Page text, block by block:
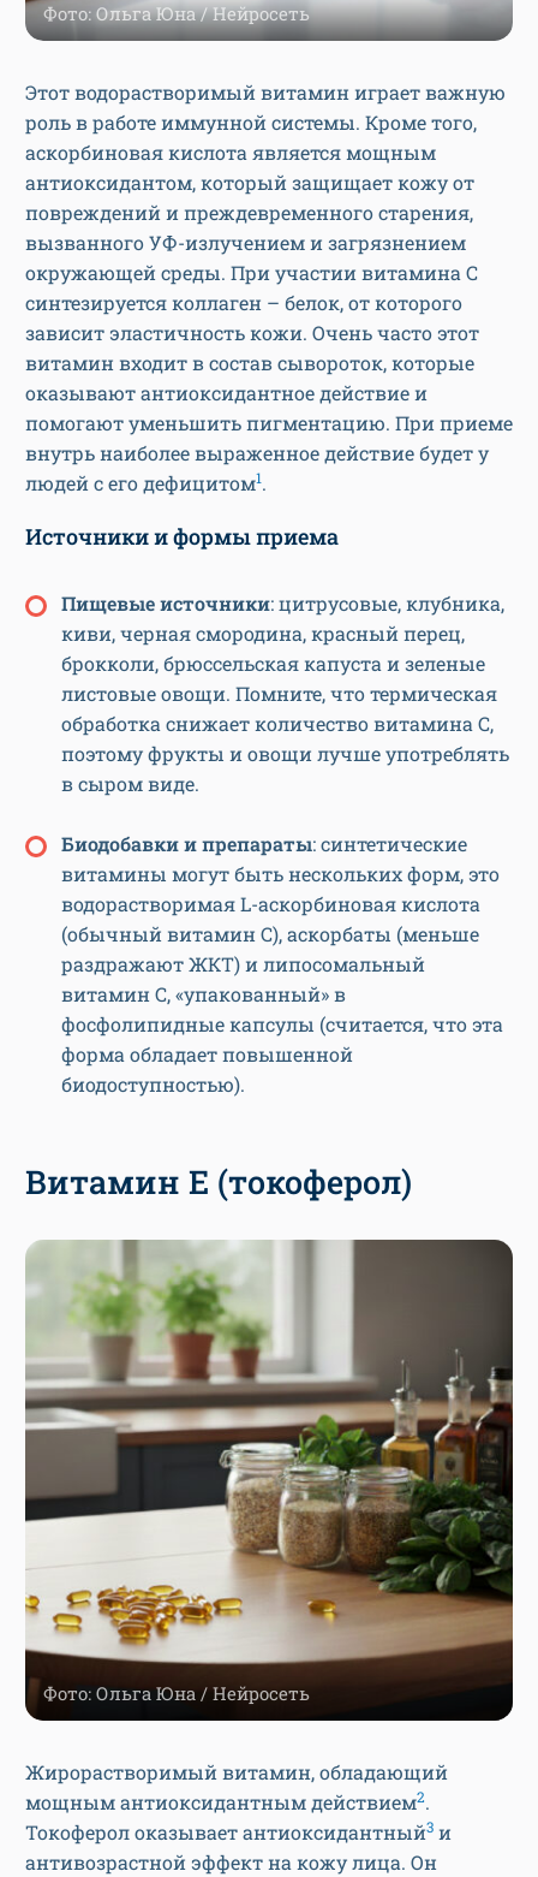
Фото: Ольга Юна / Нейросеть
Этот водорастворимый витамин играет важную
роль в работе иммунной системы. Кроме того,
аскорбиновая кислота является мощным
антиоксидантом, который защищает кожу от
повреждений и преждевременного старения,
вызванного УФ-излучением и загрязнением
окружающей среды. При участии витамина С
синтезируется коллаген – белок, от которого
зависит эластичность кожи. Очень часто этот
витамин входит в состав сывороток, которые
оказывают антиоксидантное действие и
помогают уменьшить пигментацию. При приеме
внутрь наиболее выраженное действие будет у
людей с его дефицитом1.
Источники и формы приема
Пищевые источники: цитрусовые, клубника,
киви, черная смородина, красный перец,
брокколи, брюссельская капуста и зеленые
листовые овощи. Помните, что термическая
обработка снижает количество витамина C,
поэтому фрукты и овощи лучше употреблять
в сыром виде.
Биодобавки и препараты: синтетические
витамины могут быть нескольких форм, это
водорастворимая L-аскорбиновая кислота
(обычный витамин C), аскорбаты (меньше
раздражают ЖКТ) и липосомальный
витамин C, «упакованный» в
фосфолипидные капсулы (считается, что эта
форма обладает повышенной
биодоступностью).
Витамин E (токоферол)
Фото: Ольга Юна / Нейросеть
Жирорастворимый витамин, обладающий
мощным антиоксидантным действием2.
Токоферол оказывает антиоксидантный3 и
антивозрастной эффект на кожу лица. Он